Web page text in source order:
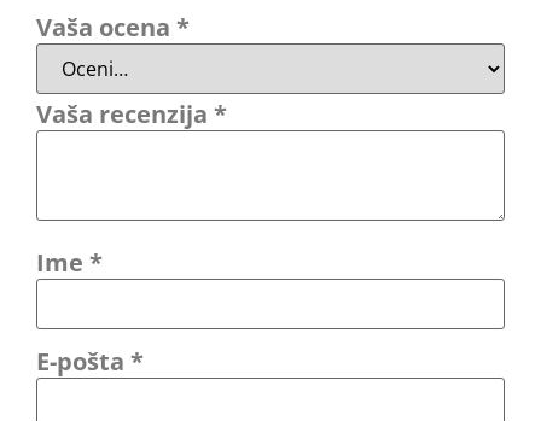
Vaša ocena *
Vaša recenzija *
Ime *
E-pošta *